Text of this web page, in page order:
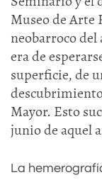
Museo de Arte
neobarroco
era de
superficie, de
Mayor. Esto
junio de aquel
La